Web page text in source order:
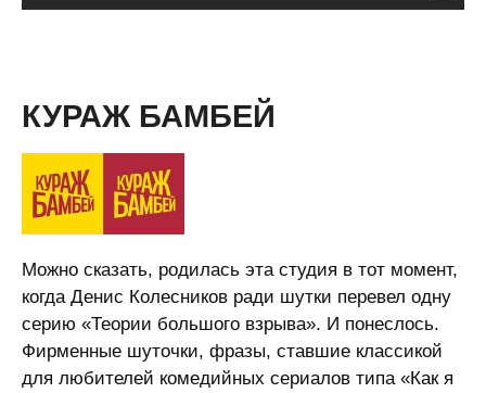
КУРАЖ БАМБЕЙ
Можно сказать, родилась эта студия в тот момент,
когда Денис Колесников ради шутки перевел одну
серию «Теории большого взрыва». И понеслось.
Фирменные шуточки, фразы, ставшие классикой
для любителей комедийных сериалов типа «Как я